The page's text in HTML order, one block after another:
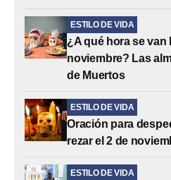
ESTILO DE VIDA
¿A qué hora se
noviembre? Las
de Muertos
ESTILO DE VIDA
Oración para
rezar el 2 de
ESTILO DE VIDA